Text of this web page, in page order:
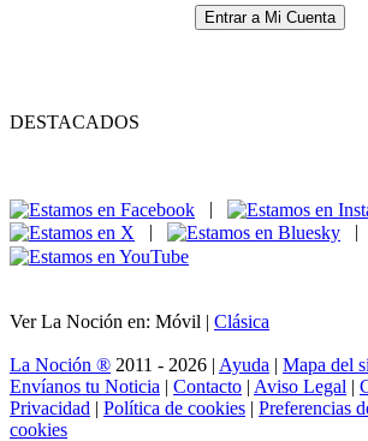
Entrar a Mi Cuenta
DESTACADOS
|
|
|
Ver La Noción en: Móvil | Clásica
La Noción ® 2011 - 2026 | Ayuda | Mapa del
Envíanos tu Noticia | Contacto | Aviso Legal |
Privacidad | Política de cookies | Preferencias
cookies